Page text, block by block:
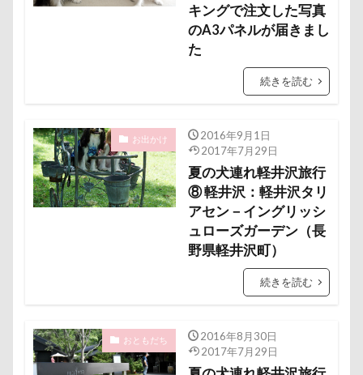
キングで注文した写真
のA3パネルが届きまし
た
続きを読む
お出かけ
2016年9月1日
2017年7月29日
夏の犬連れ軽井沢旅行
⑧ 軽井沢：軽井沢タリ
アセン－イングリッシ
ュローズガーデン（長
野県軽井沢町）
続きを読む
おともだち
2016年8月30日
2017年7月29日
ロッヂ花月園
ロックハート城
ロックオン
ロウバイ
ロイちゃん
マロンちゃん
モカちゃん
モカくん
メンテナンス
メレンゲの気持ち
メルちゃん
メリーゴーラウンド
メイフェアちゃん
ミレーちゃん
ミルクちゃん
ミルキーちゃん
ミックス犬
モデル
ラガーシャツ風ニット
ラヴィちゃん
ラントくん
ランキング
ラリーくん